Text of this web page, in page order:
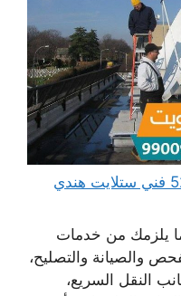
فني ستلايت المطلاع 52227330 فني ستلايت هندي
يلزمك من خدمات
والصيانة والتصليح،
النقل السريع،